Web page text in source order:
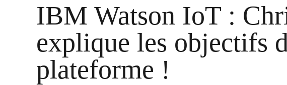
IBM Watson IoT :
explique les objectifs
plateforme !